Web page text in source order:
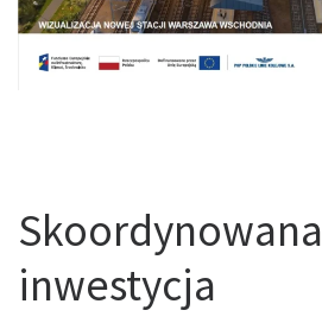
Skoordynowana
inwestycja